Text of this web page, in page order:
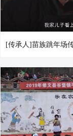
[传承人]苗族跳年场